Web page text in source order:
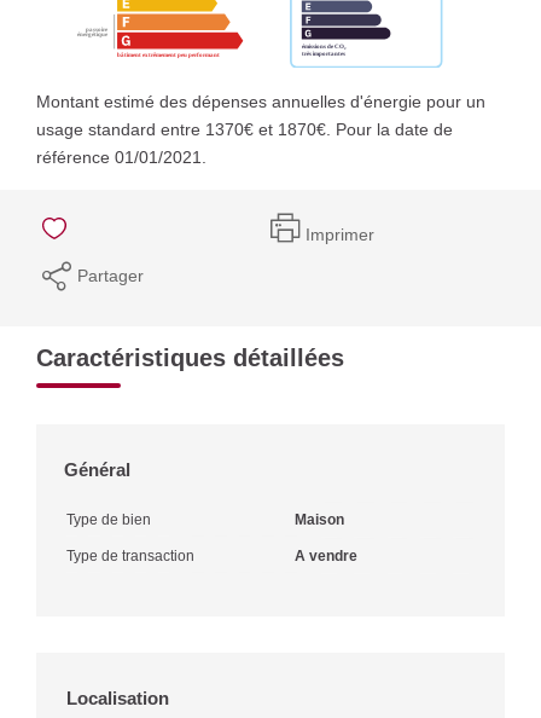
Montant estimé des dépenses annuelles d'énergie pour un
usage standard entre 1370€ et 1870€. Pour la date de
référence 01/01/2021.
Imprimer
Partager
Caractéristiques détaillées
Général
Type de bien Maison
Type de transaction A vendre
Localisation